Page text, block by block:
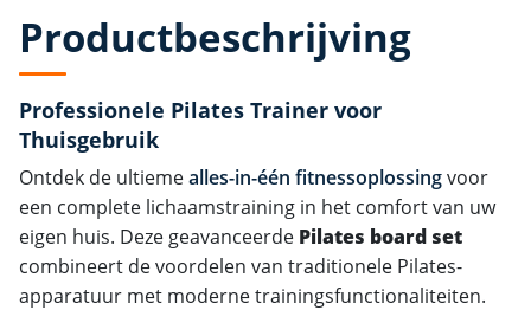
Productbeschrijving
Professionele Pilates Trainer voor
Thuisgebruik
Ontdek de ultiemealles-in-één fitnessoplossingvoor
een complete lichaamstraining in het comfort van uw
eigen huis. Deze geavanceerde Pilates board set
combineert de voordelen van traditionele Pilates-
apparatuur met moderne trainingsfunctionaliteiten.